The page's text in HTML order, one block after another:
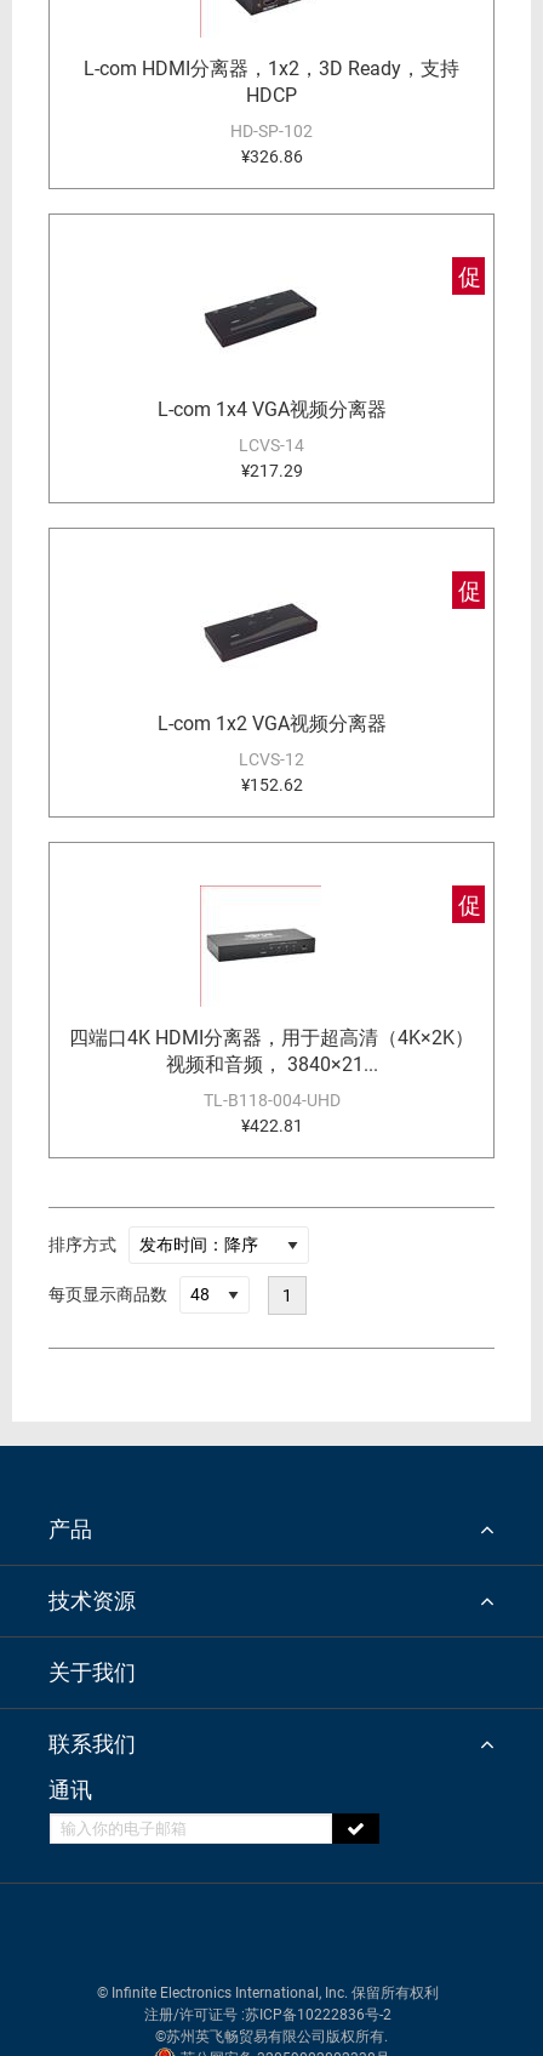
L-com HDMI分离器，1x2，3D Ready，支持
HDCP
HD-SP-102
¥326.86
促
L-com 1x4 VGA视频分离器
LCVS-14
¥217.29
促
L-com 1x2 VGA视频分离器
LCVS-12
¥152.62
促
四端口4K HDMI分离器，用于超高清（4K×2K）
视频和音频， 3840×21...
TL-B118-004-UHD
¥422.81
排序方式
每页显示商品数 1
产品
技术资源
关于我们
联系我们
通讯
© Infinite Electronics International, Inc. 保留所有权利
注册/许可证号 :苏ICP备10222836号-2
©苏州英飞畅贸易有限公司版权所有.